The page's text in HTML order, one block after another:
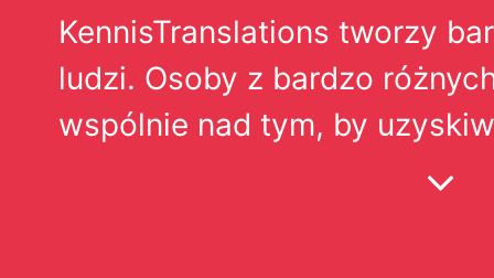
KennisTranslations tworzy
ludzi. Osoby z bardzo
wspólnie nad tym, by